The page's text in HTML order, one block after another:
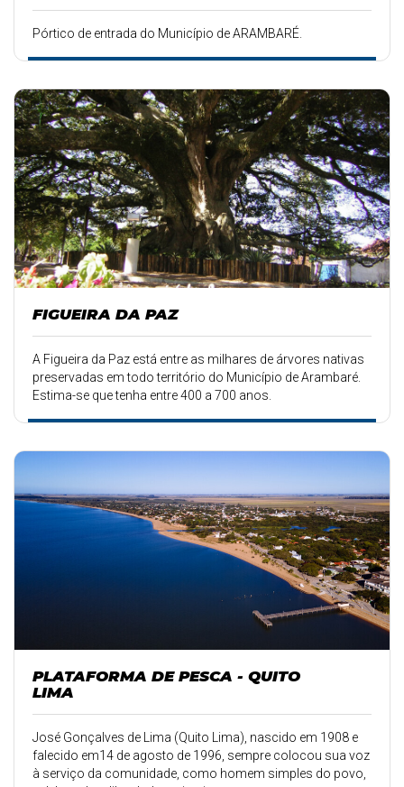
Pórtico de entrada do Município de ARAMBARÉ.
FIGUEIRA DA PAZ
A Figueira da Paz está entre as milhares de árvores nativas
preservadas em todo território do Município de Arambaré.
Estima-se que tenha entre 400 a 700 anos.
PLATAFORMA DE PESCA - QUITO
LIMA
José Gonçalves de Lima (Quito Lima), nascido em 1908 e
falecido em14 de agosto de 1996, sempre colocou sua voz
à serviço da comunidade, como homem simples do povo,